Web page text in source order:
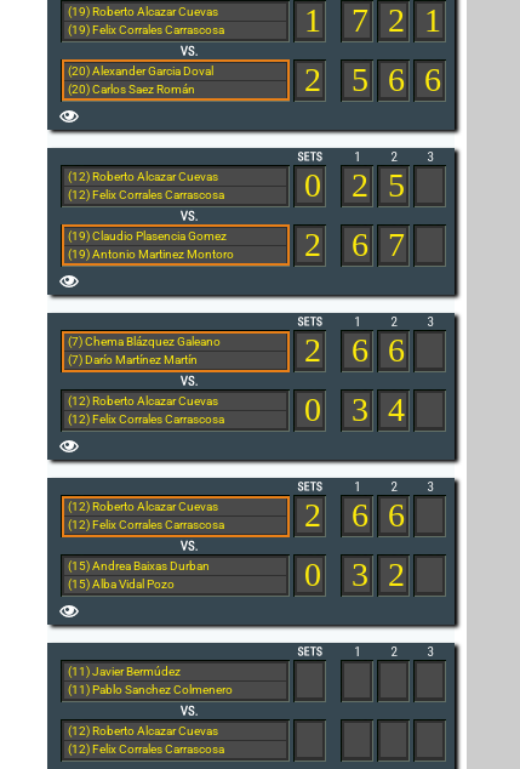
(19) Roberto Alcazar Cuevas
(19) Felix Corrales Carrascosa
(20) Alexander Garcia Doval
(20) Carlos Saez Román
1
2
7 2
1
5 6 6
(12) Roberto Alcazar Cuevas
(12) Felix Corrales Carrascosa
(19) Claudio Plasencia Gomez
(19) Antonio Martinez Montoro
0
2
2 5
6 7
(7) Chema Blázquez Galeano
(7) Darío Martínez Martín
(12) Roberto Alcazar Cuevas
(12) Felix Corrales Carrascosa
2
0
6 6
3 4
(12) Roberto Alcazar Cuevas
(12) Felix Corrales Carrascosa
(15) Andrea Baixas Durban
(15) Alba Vidal Pozo
2
0
6 6
3 2
(11) Javier Bermúdez
(11) Pablo Sanchez Colmenero
(12) Roberto Alcazar Cuevas
(12) Felix Corrales Carrascosa